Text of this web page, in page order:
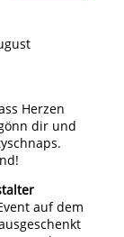
Herzen
dir und
auf dem